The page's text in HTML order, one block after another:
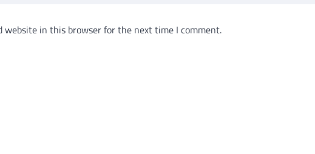
website in this browser for the next time I comment.